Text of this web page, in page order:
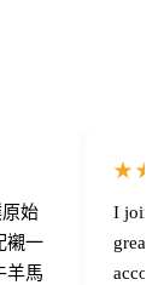
始
襯一
羊馬
I
great,